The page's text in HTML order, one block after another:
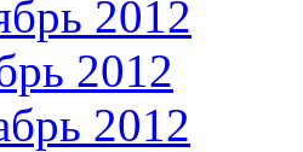
2012
2012
2012